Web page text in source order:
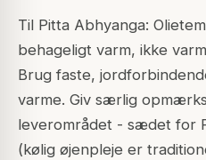
Til Pitta Abhyanga:
behageligt varm, ikke
Brug faste,
varme. Giv særlig
leverområdet - sædet for
(kølig øjenpleje er